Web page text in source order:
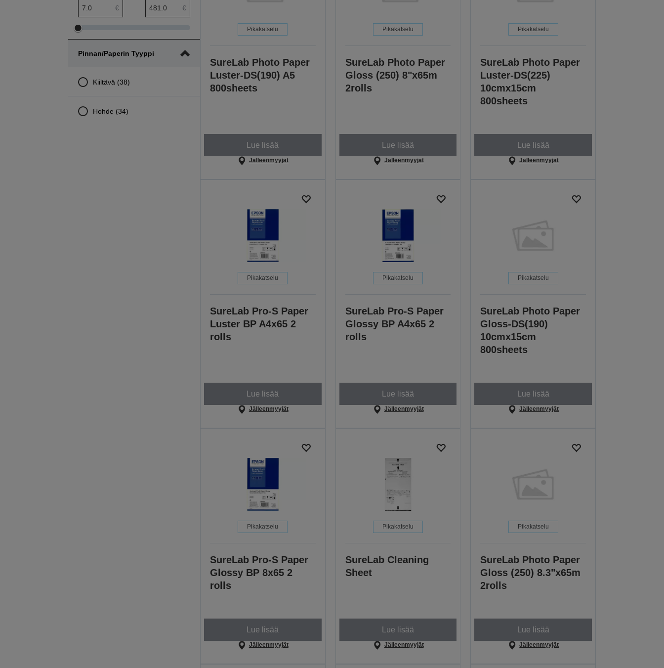
€ €
Säädä
pienintä
Säädä
suurinta
Pinnan/paperin Tyyppi
Kiiltävä (38)
Hohde (34)
Pikakatselu
SureLab Photo Paper
Luster-DS(190) A5
800sheets
Lue lisää
Jälleenmyyjät
Pikakatselu
SureLab Photo Paper
Gloss (250) 8"x65m
2rolls
Lue lisää
Jälleenmyyjät
Pikakatselu
SureLab Photo Paper
Luster-DS(225)
10cmx15cm
800sheets
Lue lisää
Jälleenmyyjät
Pikakatselu
SureLab Pro-S Paper
Luster BP A4x65 2
rolls
Lue lisää
Jälleenmyyjät
Pikakatselu
SureLab Pro-S Paper
Glossy BP A4x65 2
rolls
Lue lisää
Jälleenmyyjät
Pikakatselu
SureLab Photo Paper
Gloss-DS(190)
10cmx15cm
800sheets
Lue lisää
Jälleenmyyjät
Pikakatselu
SureLab Pro-S Paper
Glossy BP 8x65 2
rolls
Lue lisää
Jälleenmyyjät
Pikakatselu
SureLab Cleaning
Sheet
Lue lisää
Jälleenmyyjät
Pikakatselu
SureLab Photo Paper
Gloss (250) 8.3"x65m
2rolls
Lue lisää
Jälleenmyyjät